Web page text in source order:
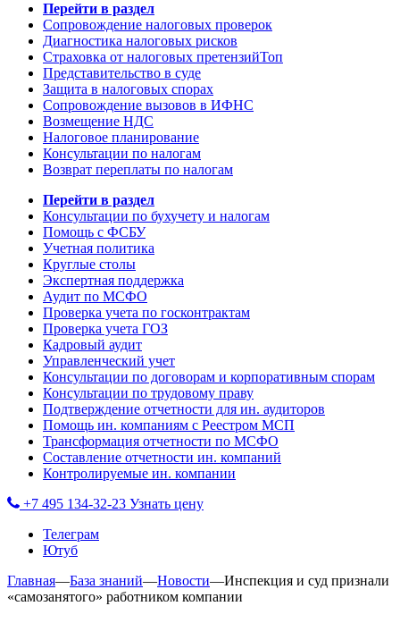
Перейти в раздел
Сопровождение налоговых проверок
Диагностика налоговых рисков
Страховка от налоговых претензийТоп
Представительство в суде
Защита в налоговых спорах
Сопровождение вызовов в ИФНС
Возмещение НДС
Налоговое планирование
Консультации по налогам
Возврат переплаты по налогам
Перейти в раздел
Консультации по бухучету и налогам
Помощь с ФСБУ
Учетная политика
Круглые столы
Экспертная поддержка
Аудит по МСФО
Проверка учета по госконтрактам
Проверка учета ГОЗ
Кадровый аудит
Управленческий учет
Консультации по договорам и корпоративным спорам
Консультации по трудовому праву
Подтверждение отчетности для ин. аудиторов
Помощь ин. компаниям с Реестром МСП
Трансформация отчетности по МСФО
Составление отчетности ин. компаний
Контролируемые ин. компании
+7 495 134-32-23 Узнать цену
Телеграм
Ютуб
Главная—База знаний—Новости—Инспекция и суд признали
«самозанятого» работником компании